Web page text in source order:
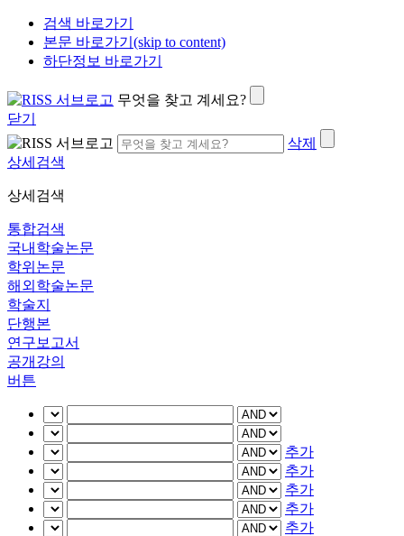
검색 바로가기
본문 바로가기(skip to content)
하단정보 바로가기
무엇을 찾고 계세요?
닫기
삭제
상세검색
상세검색
통합검색
국내학술논문
학위논문
해외학술논문
학술지
단행본
연구보고서
공개강의
버튼
추가
추가
추가
추가
추가